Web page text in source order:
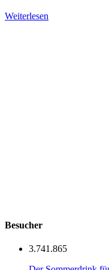
Weiterlesen
Besucher
3.741.865